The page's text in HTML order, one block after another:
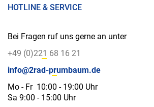
HOTLINE & SERVICE
Bei Fragen ruf uns gerne an unter
+49 (0)221 68 16 21
info@2rad-prumbaum.de
Mo - Fr 10:00 - 19:00 Uhr
Sa 9:00 - 15:00 Uhr